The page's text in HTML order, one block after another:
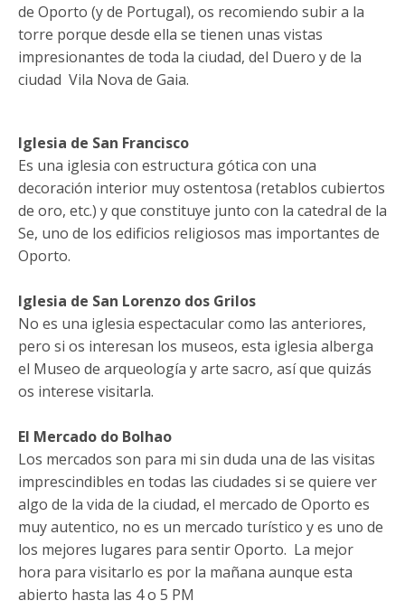
de Oporto (y de Portugal), os recomiendo subir a la
torre porque desde ella se tienen unas vistas
impresionantes de toda la ciudad, del Duero y de la
ciudad Vila Nova de Gaia.
Iglesia de San Francisco
Es una iglesia con estructura gótica con una
decoración interior muy ostentosa (retablos cubiertos
de oro, etc.) y que constituye junto con la catedral de la
Se, uno de los edificios religiosos mas importantes de
Oporto.
Iglesia de San Lorenzo dos Grilos
No es una iglesia espectacular como las anteriores,
pero si os interesan los museos, esta iglesia alberga
el Museo de arqueología y arte sacro, así que quizás
os interese visitarla.
El Mercado do Bolhao
Los mercados son para mi sin duda una de las visitas
imprescindibles en todas las ciudades si se quiere ver
algo de la vida de la ciudad, el mercado de Oporto es
muy autentico, no es un mercado turístico y es uno de
los mejores lugares para sentir Oporto. La mejor
hora para visitarlo es por la mañana aunque esta
abierto hasta las 4 o 5 PM